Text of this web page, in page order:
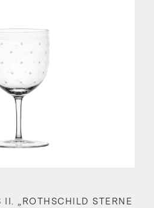
„ROTHSCHILD STERNE